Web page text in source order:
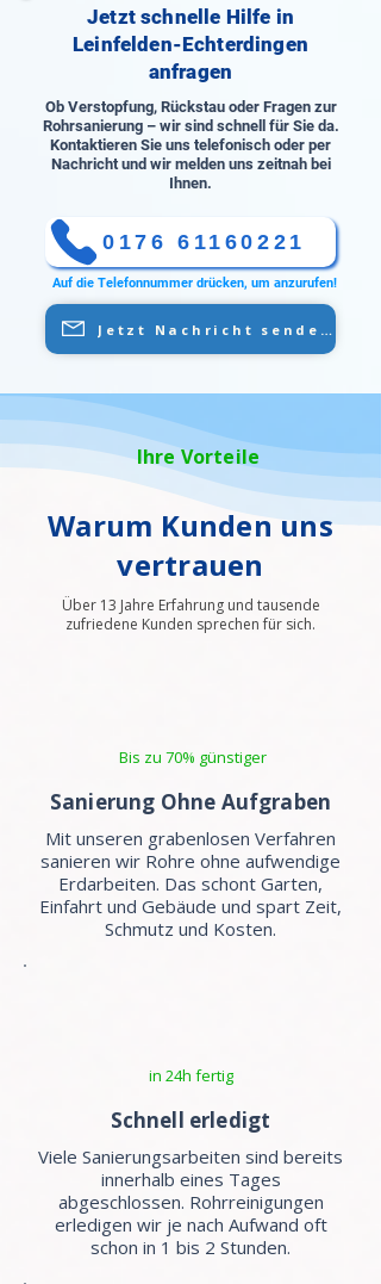
Jetzt schnelle Hilfe in
Leinfelden-Echterdingen
anfragen
Ob Verstopfung, Rückstau oder Fragen zur
Rohrsanierung – wir sind schnell für Sie da.
Kontaktieren Sie uns telefonisch oder per
Nachricht und wir melden uns zeitnah bei
Ihnen.
0176 61160221
Auf die Telefonnummer drücken, um anzurufen!
Jetzt Nachricht senden
Ihre Vorteile
Warum Kunden uns
vertrauen
Über 13 Jahre Erfahrung und tausende
zufriedene Kunden sprechen für sich.
Bis zu 70% günstiger
Sanierung Ohne Aufgraben
Mit unseren grabenlosen Verfahren
sanieren wir Rohre ohne aufwendige
Erdarbeiten. Das schont Garten,
Einfahrt und Gebäude und spart Zeit,
Schmutz und Kosten.
in 24h fertig
Schnell erledigt
Viele Sanierungsarbeiten sind bereits
innerhalb eines Tages
abgeschlossen. Rohrreinigungen
erledigen wir je nach Aufwand oft
schon in 1 bis 2 Stunden.